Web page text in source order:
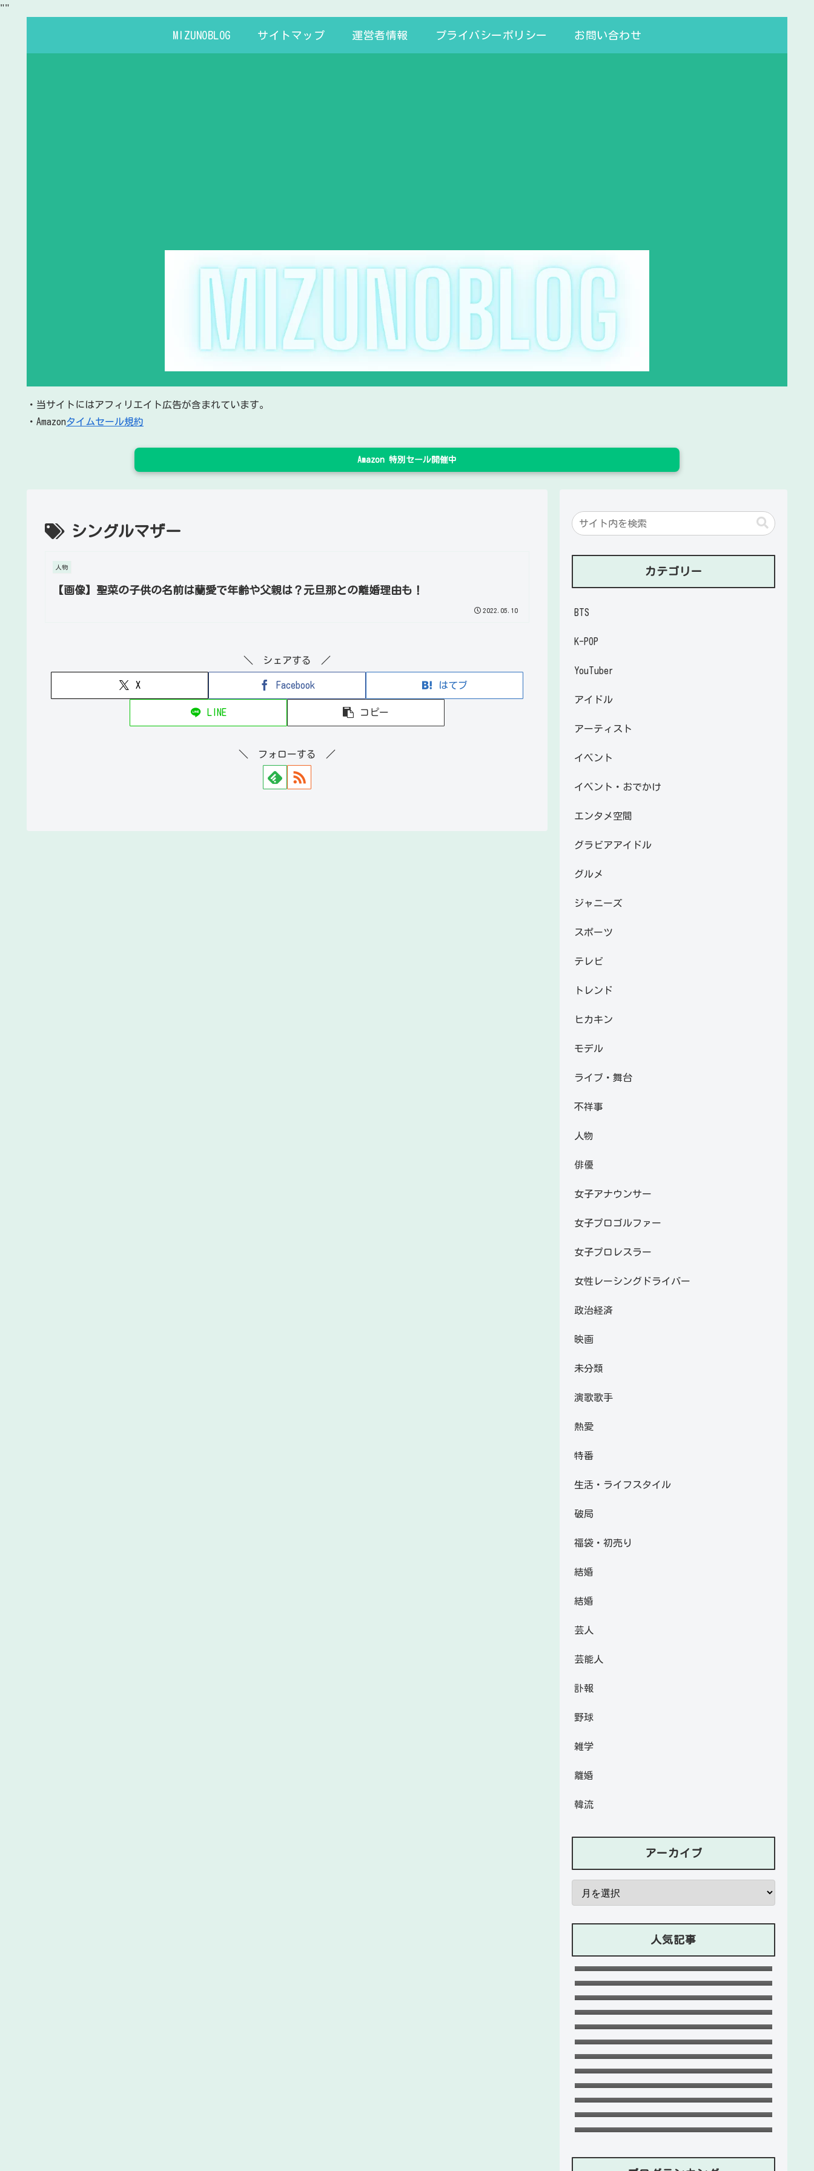
""
MIZUNOBLOG サイトマップ 運営者情報 プライバシーポリシー お問い合わせ
・当サイトにはアフィリエイト広告が含まれています。
・Amazonタイムセール規約
Amazon 特別セール開催中
シングルマザー
人物
【画像】聖菜の子供の名前は蘭愛で年齢や父親は？元旦那との離婚理由も！
2022.05.10
＼ シェアする ／
X Facebook はてブ
LINE コピー
＼ フォローする ／
カテゴリー
BTS
K-POP
YouTuber
アイドル
アーティスト
イベント
イベント・おでかけ
エンタメ空間
グラビアアイドル
グルメ
ジャニーズ
スポーツ
テレビ
トレンド
ヒカキン
モデル
ライブ・舞台
不祥事
人物
俳優
女子アナウンサー
女子プロゴルファー
女子プロレスラー
女性レーシングドライバー
政治経済
映画
未分類
演歌歌手
熱愛
特番
生活・ライフスタイル
破局
福袋・初売り
結婚
結婚
芸人
芸能人
訃報
野球
雑学
離婚
韓流
アーカイブ
人気記事
石川ケニーは父と兄は野球選手で母
親はアメリカ人のハーフ！7人大家
族！
Lazの彼女や身長に大学・年齢は？イ
ケメンプロゲーマーの経歴！
【ZETA】
竹下パラダイスだーご本名や年齢に
身長は？恋愛対象やイケメンかも調
査！
可愛い政田夢乃選手に彼氏の存在が
気になる！本当に不倫をしているの
か？家族構成がどうなっているの
か？を徹底調査！
千早茜の恋人や結婚した夫は誰？子
供や本名に高校は？引越は離婚が理
由？
末永けいの経歴や学歴(高校大学)
は？妻(嫁)は末永ゆかりで離婚し
た？
福田こうへいの結婚相手の嫁(妻)や
子供(娘・息子)など家族構成まと
め！
おだけいの元カノ人気歌手はちゃん
みな！過去の匂わせや動画流出の犯
人は？
ドンマイ川端は結婚した嫁がいる？
母親・兄妹・父親に年収や学歴経歴
も！
五条院凌のすっぴんや足太い画像が
ヤバい！本当は美脚でスタイル良
い？
デジポリスは東京だけ？大阪や埼
玉・神奈川・愛知など他の地域にも
ある？
天畠大輔の妻や母は？医療事故や経
歴に大学進学はモテたかったから！